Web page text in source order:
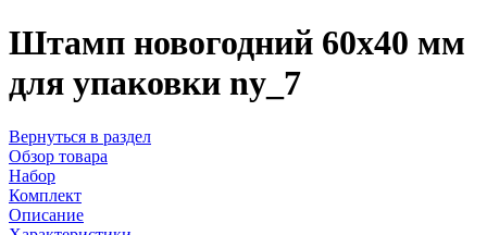
Штамп новогодний 60х40 мм
для упаковки ny_7
Вернуться в раздел
Обзор товара
Набор
Комплект
Описание